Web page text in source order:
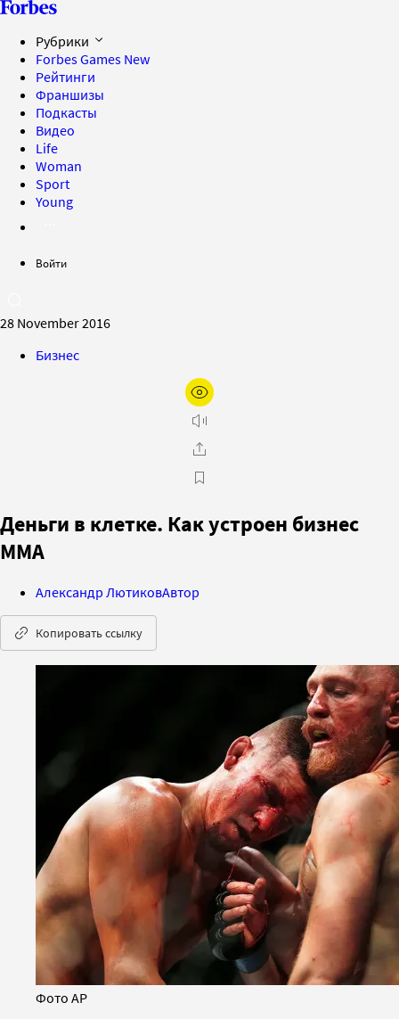
Рубрики
Forbes Games New
Рейтинги
Франшизы
Подкасты
Видео
Life
Woman
Sport
Young
Войти
28 November 2016
Бизнес
Деньги в клетке. Как устроен бизнес
ММА
Александр ЛютиковАвтор
Копировать ссылку
Фото AP